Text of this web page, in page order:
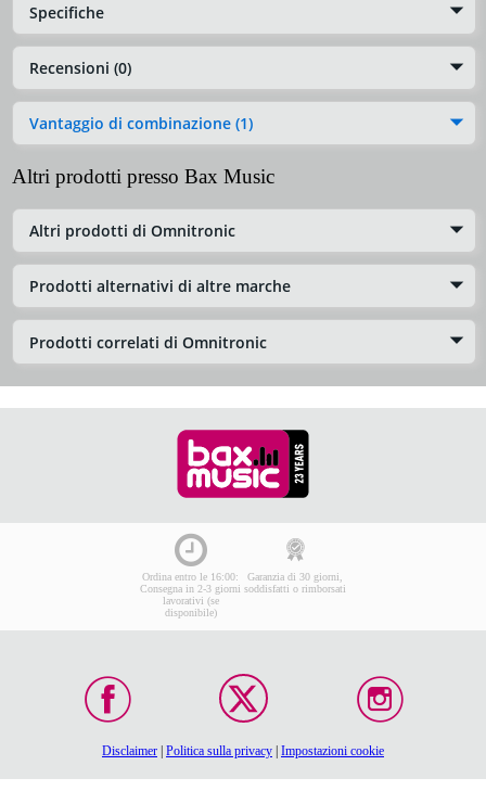
Specifiche
Recensioni (0)
Vantaggio di combinazione (1)
Altri prodotti presso Bax Music
Altri prodotti di Omnitronic
Prodotti alternativi di altre marche
Prodotti correlati di Omnitronic
Ordina entro le 16:00:
Consegna in 2-3 giorni
lavorativi (se
disponibile)
Garanzia di 30 giorni,
soddisfatti o rimborsati
Disclaimer | Politica sulla privacy | Impostazioni cookie